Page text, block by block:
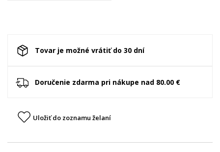
Tovar je možné vrátiť do 30 dní
Doručenie zdarma pri nákupe nad 80.00 €
Uložiť do zoznamu želaní